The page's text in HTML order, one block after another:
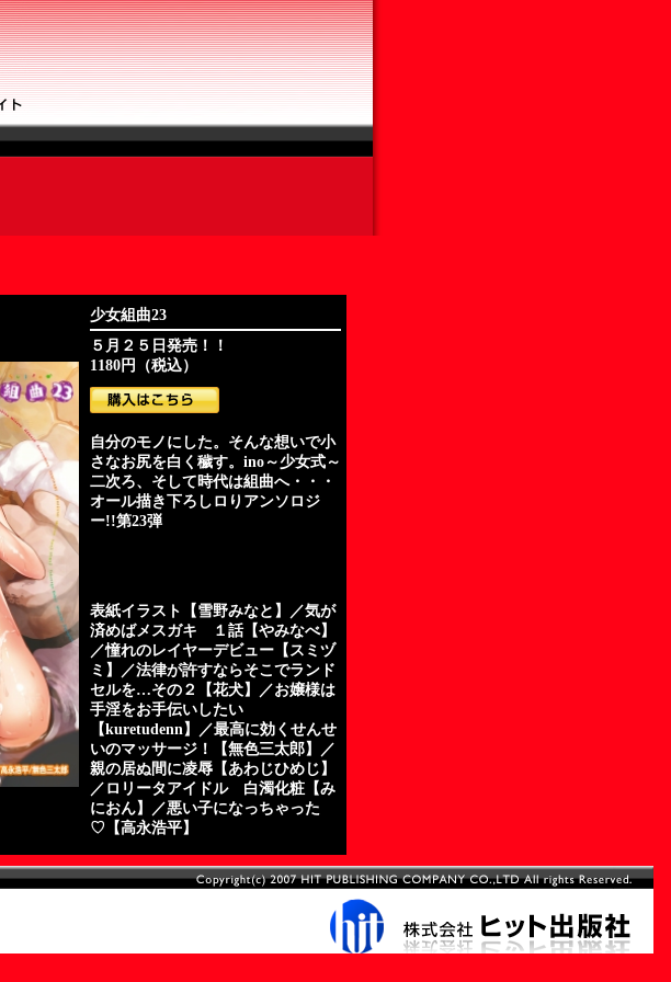
少女組曲23
５月２５日発売！！
1180円（税込）
自分のモノにした。そんな想いで小
さなお尻を白く穢す。ino～少女式～
二次ろ、そして時代は組曲へ・・・
オール描き下ろしロりアンソロジ
ー!!第23弾
表紙イラスト【雪野みなと】／気が
済めばメスガキ １話【やみなべ】
／憧れのレイヤーデビュー【スミヅ
ミ】／法律が許すならそこでランド
セルを…その２【花犬】／お嬢様は
手淫をお手伝いしたい
【kuretudenn】／最高に効くせんせ
いのマッサージ！【無色三太郎】／
親の居ぬ間に凌辱【あわじひめじ】
／ロリータアイドル 白濁化粧【み
におん】／悪い子になっちゃった
♡【高永浩平】